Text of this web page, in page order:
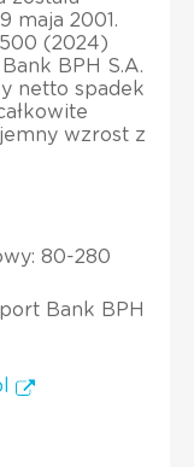
maja 2001.
(2024)
BPH S.A.
netto spadek
wzrost z
80-280
Bank BPH